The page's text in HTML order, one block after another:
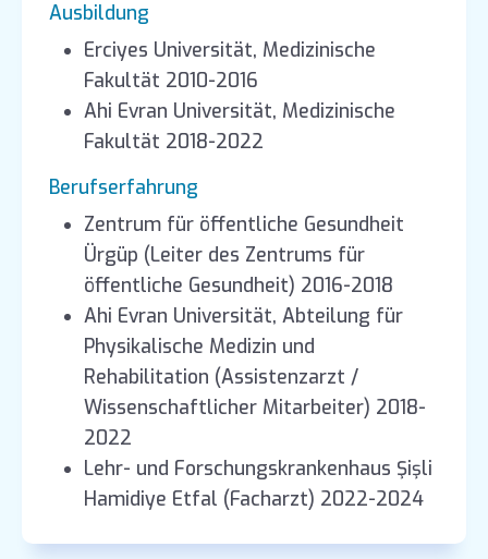
Ausbildung
Erciyes Universität, Medizinische
Fakultät 2010-2016
Ahi Evran Universität, Medizinische
Fakultät 2018-2022
Berufserfahrung
Zentrum für öffentliche Gesundheit
Ürgüp (Leiter des Zentrums für
öffentliche Gesundheit) 2016-2018
Ahi Evran Universität, Abteilung für
Physikalische Medizin und
Rehabilitation (Assistenzarzt /
Wissenschaftlicher Mitarbeiter) 2018-
2022
Lehr- und Forschungskrankenhaus Şişli
Hamidiye Etfal (Facharzt) 2022-2024